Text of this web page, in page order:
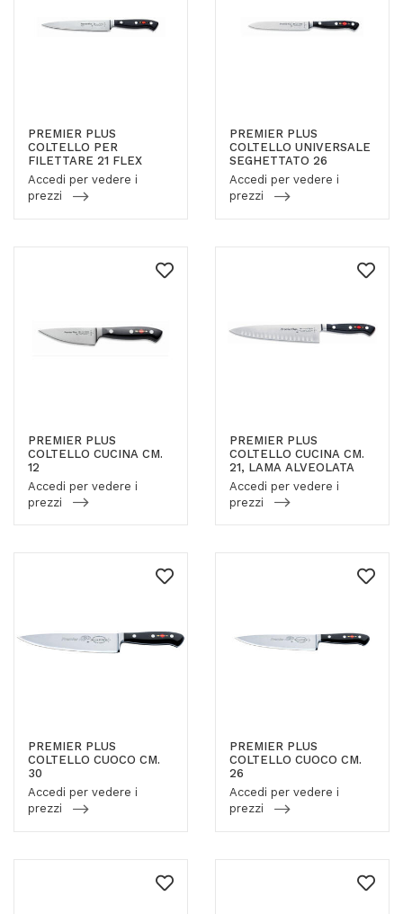
PREMIER PLUS
COLTELLO PER
FILETTARE 21 FLEX
Accedi per vedere i
prezzi
PREMIER PLUS
COLTELLO UNIVERSALE
SEGHETTATO 26
Accedi per vedere i
prezzi
PREMIER PLUS
COLTELLO CUCINA CM.
12
Accedi per vedere i
prezzi
PREMIER PLUS
COLTELLO CUCINA CM.
21, LAMA ALVEOLATA
Accedi per vedere i
prezzi
PREMIER PLUS
COLTELLO CUOCO CM.
30
Accedi per vedere i
prezzi
PREMIER PLUS
COLTELLO CUOCO CM.
26
Accedi per vedere i
prezzi